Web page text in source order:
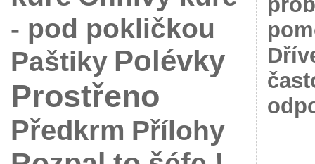
- pod pokličkou
Paštiky Polévky
Prostřeno
Předkrm Přílohy